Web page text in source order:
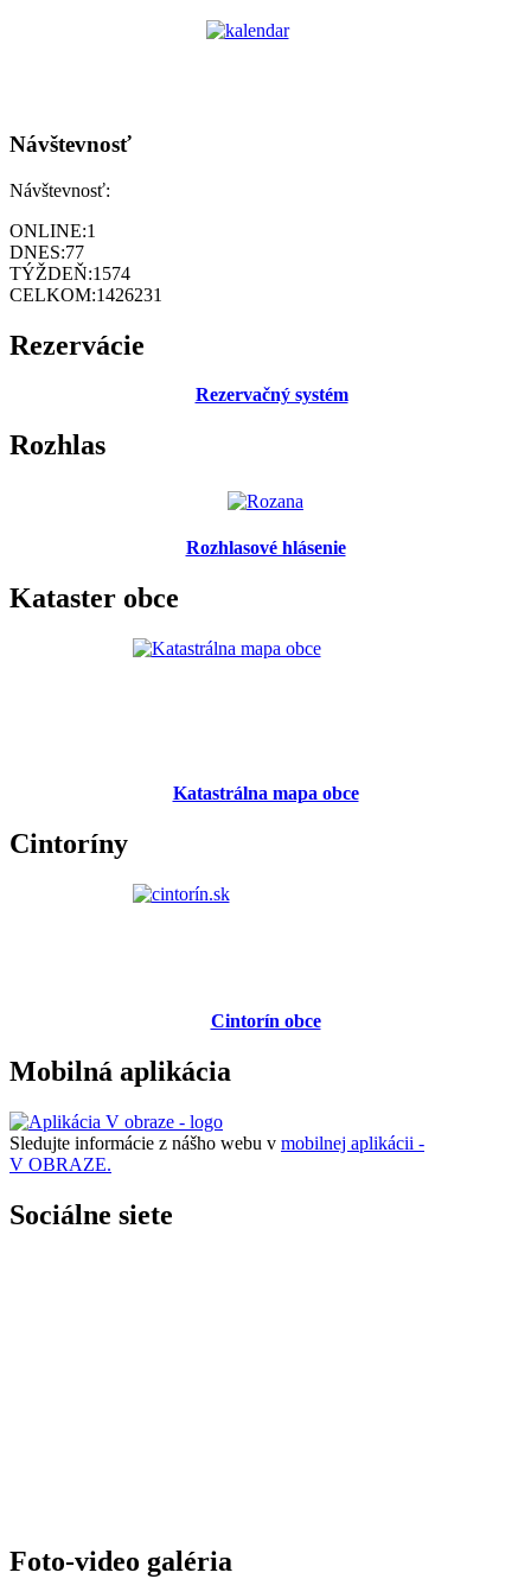
Návštevnosť
Návštevnosť:
ONLINE:1
DNES:77
TÝŽDEŇ:1574
CELKOM:1426231
Rezervácie
Rezervačný systém
Rozhlas
Rozhlasové hlásenie
Kataster obce
Katastrálna mapa obce
Cintoríny
Cintorín obce
Mobilná aplikácia
Sledujte informácie z nášho webu v mobilnej aplikácii -
V OBRAZE.
Sociálne siete
Foto-video galéria